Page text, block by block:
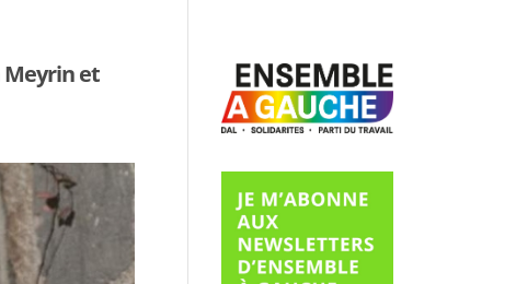
Meyrin et